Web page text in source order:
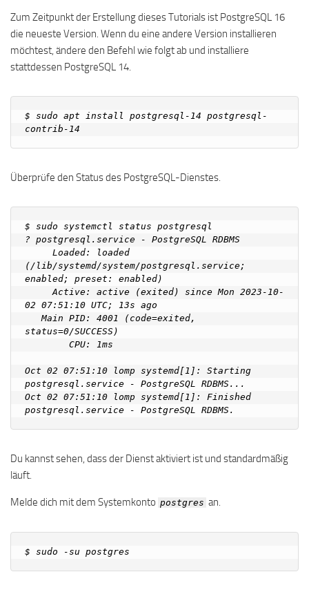
Zum Zeitpunkt der Erstellung dieses Tutorials ist PostgreSQL 16
die neueste Version. Wenn du eine andere Version installieren
möchtest, ändere den Befehl wie folgt ab und installiere
stattdessen PostgreSQL 14.
$ sudo apt install postgresql-14 postgresql-
Überprüfe den Status des PostgreSQL-Dienstes.
$ sudo systemctl status postgresql
? postgresql.service - PostgreSQL RDBMS
(/lib/systemd/system/postgresql.service;
enabled; preset: enabled)
     Active: active (exited) since Mon 2023-10-
02 07:51:10 UTC; 13s ago
   Main PID: 4001 (code=exited,
status=0/SUCCESS)
Oct 02 07:51:10 lomp systemd[1]: Starting
postgresql.service - PostgreSQL RDBMS...
Oct 02 07:51:10 lomp systemd[1]: Finished
Du kannst sehen, dass der Dienst aktiviert ist und standardmäßig
läuft.
Melde dich mit dem Systemkonto postgres an.